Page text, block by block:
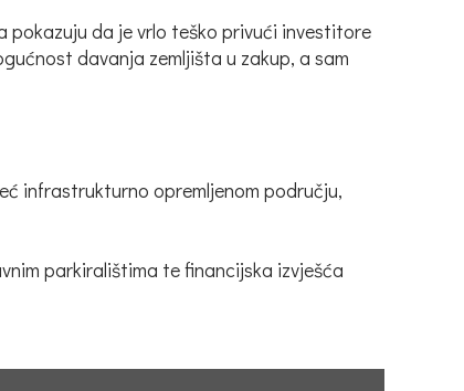
pokazuju da je vrlo teško privući investitore
davanja zemljišta u zakup, a sam
infrastrukturno opremljenom području,
parkiralištima te financijska izvješća